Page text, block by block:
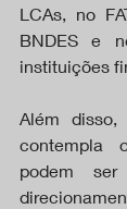
LCAs, no
BNDES e
instituições
Além
contempla
podem